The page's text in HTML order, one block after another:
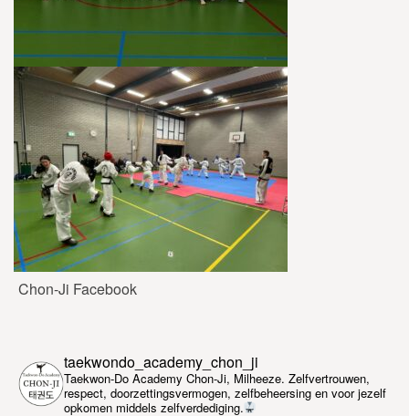
Chon-Ji Facebook
taekwondo_academy_chon_ji
Taekwon-Do Academy Chon-Ji, Milheeze. Zelfvertrouwen,
respect, doorzettingsvermogen, zelfbeheersing en voor jezelf
opkomen middels zelfverdediging.